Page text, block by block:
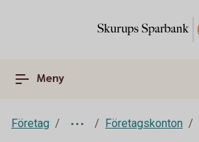
Meny
Företag Företagskonton